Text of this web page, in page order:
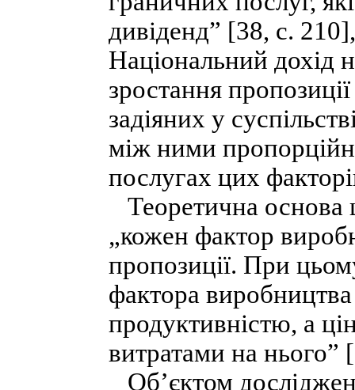
дивіденд” [38, с.
Національний дохід
зростання
задіяних у
між ними
послугах цих
Теоретична основа
„кожен фактор
пропозиції. При
фактора
продуктивністю, а
витратами на нього”
Об’єктом